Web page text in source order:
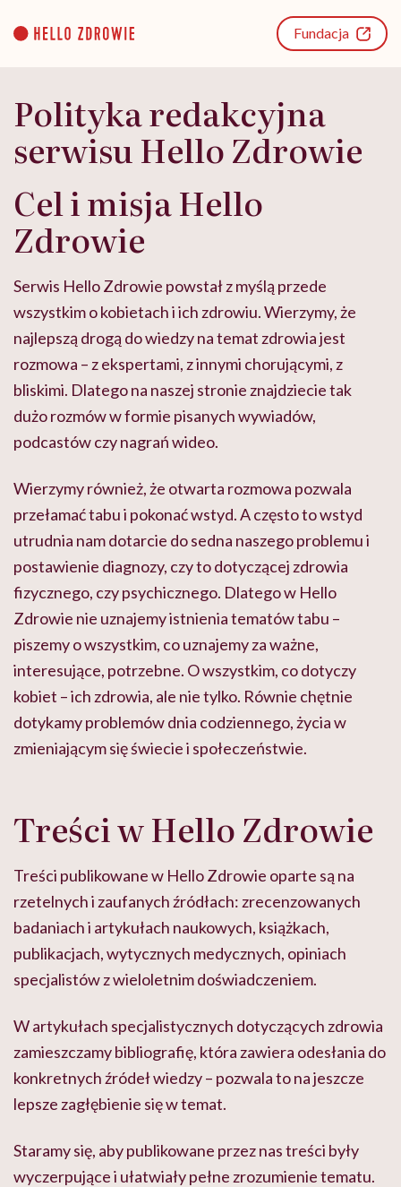
content
Fundacja
Polityka redakcyjna
serwisu Hello Zdrowie
Cel i misja Hello
Zdrowie
Serwis Hello Zdrowie powstał z myślą przede
wszystkim o kobietach i ich zdrowiu. Wierzymy, że
najlepszą drogą do wiedzy na temat zdrowia jest
rozmowa – z ekspertami, z innymi chorującymi, z
bliskimi. Dlatego na naszej stronie znajdziecie tak
dużo rozmów w formie pisanych wywiadów,
podcastów czy nagrań wideo.
Wierzymy również, że otwarta rozmowa pozwala
przełamać tabu i pokonać wstyd. A często to wstyd
utrudnia nam dotarcie do sedna naszego problemu i
postawienie diagnozy, czy to dotyczącej zdrowia
fizycznego, czy psychicznego. Dlatego w Hello
Zdrowie nie uznajemy istnienia tematów tabu –
piszemy o wszystkim, co uznajemy za ważne,
interesujące, potrzebne. O wszystkim, co dotyczy
kobiet – ich zdrowia, ale nie tylko. Równie chętnie
dotykamy problemów dnia codziennego, życia w
zmieniającym się świecie i społeczeństwie.
Treści w Hello Zdrowie
Treści publikowane w Hello Zdrowie oparte są na
rzetelnych i zaufanych źródłach: zrecenzowanych
badaniach i artykułach naukowych, książkach,
publikacjach, wytycznych medycznych, opiniach
specjalistów z wieloletnim doświadczeniem.
W artykułach specjalistycznych dotyczących zdrowia
zamieszczamy bibliografię, która zawiera odesłania do
konkretnych źródeł wiedzy – pozwala to na jeszcze
lepsze zagłębienie się w temat.
Staramy się, aby publikowane przez nas treści były
wyczerpujące i ułatwiały pełne zrozumienie tematu.